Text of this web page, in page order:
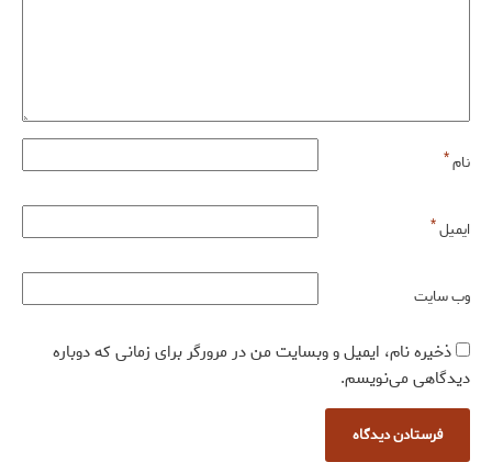
نام*
ایمیل*
وب‌ سایت
ذخیره نام، ایمیل و وبسایت من در مرورگر برای زمانی که دوباره
دیدگاهی می‌نویسم.